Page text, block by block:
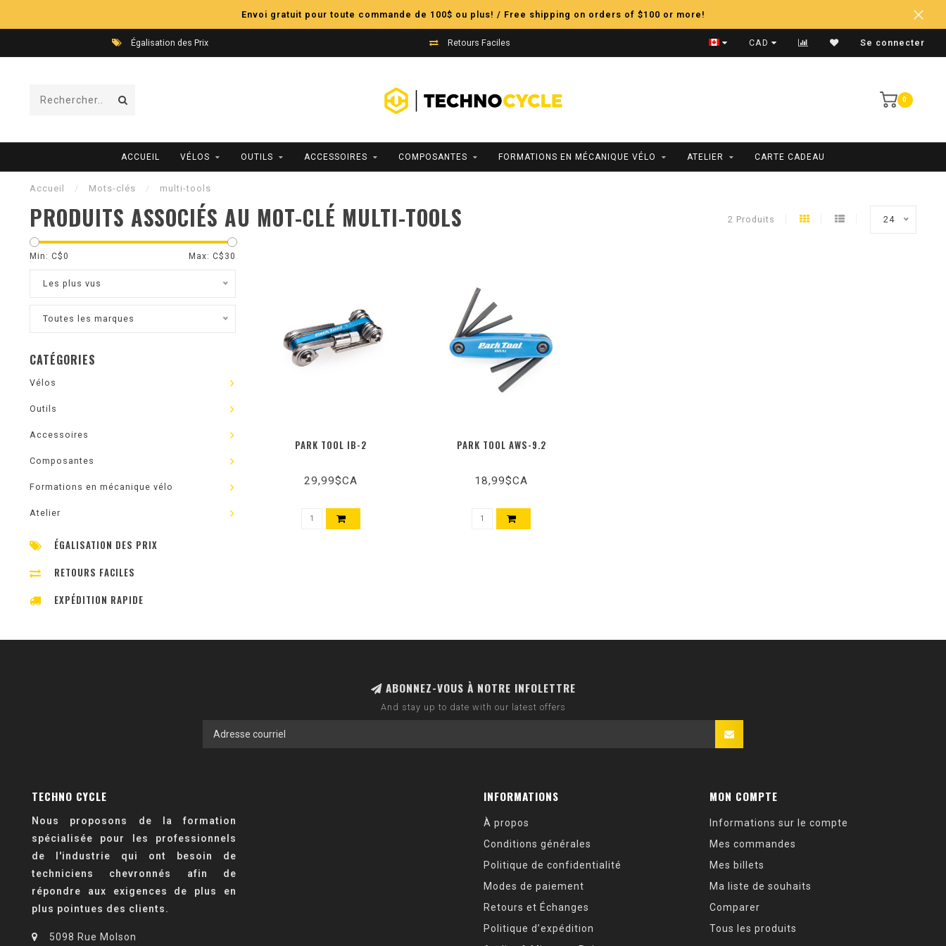
Envoi gratuit pour toute commande de 100$ ou plus! / Free shipping on orders of $100 or more!
Égalisation des Prix Retours Faciles Expédition Rapide
CAD Se connecter
0
ACCUEIL VÉLOS OUTILS ACCESSOIRES COMPOSANTES FORMATIONS EN MÉCANIQUE VÉLO ATELIER CARTE CADEAU
Accueil / Mots-clés / multi-tools
PRODUITS ASSOCIÉS AU MOT-CLÉ MULTI-TOOLS 2 Produits 24
Min: C$0 Max: C$ 30
Les plus vus
Toutes les marques
CATÉGORIES
Vélos
Outils
Accessoires
Composantes
Formations en mécanique vélo
Atelier
ÉGALISATION DES PRIX
RETOURS FACILES
EXPÉDITION RAPIDE
PARK TOOL IB-2
29,99$CA
PARK TOOL AWS-9.2
18,99$CA
ABONNEZ-VOUS À NOTRE INFOLETTRE
And stay up to date with our latest offers
TECHNO CYCLE
Nous proposons de la formation
spécialisée pour les professionnels
de l'industrie qui ont besoin de
techniciens chevronnés afin de
répondre aux exigences de plus en
plus pointues des clients.
5098 Rue Molson
INFORMATIONS
À propos
Conditions générales
Politique de confidentialité
Modes de paiement
Retours et Échanges
Politique d’expédition
MON COMPTE
Informations sur le compte
Mes commandes
Mes billets
Ma liste de souhaits
Comparer
Tous les produits